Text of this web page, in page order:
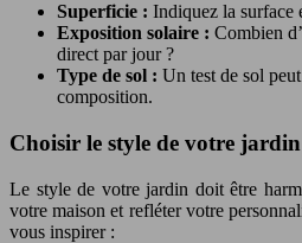
Superficie : Indiquez la surface
Exposition solaire : Combien
direct par jour ?
Type de sol : Un test de sol
composition.
Choisir le style de votre
Le style de votre jardin doit être
votre maison et refléter votre
vous inspirer :